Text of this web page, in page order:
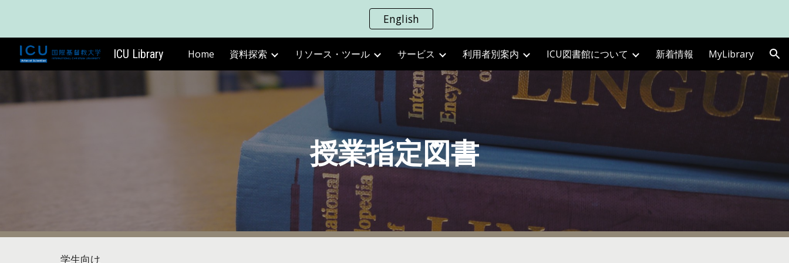
English
ICU Library Home 資料探索 リソース・ツール サービス 利用者別案内 ICU図書館について 新着情報 MyLibrary
授業指定図書
学生向け